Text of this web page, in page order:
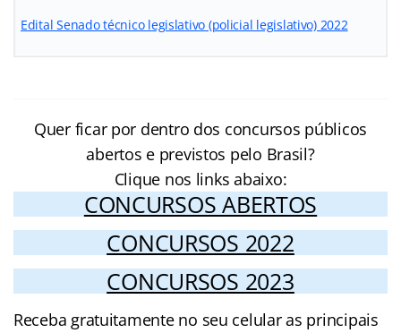
Edital Senado técnico legislativo (policial legislativo) 2022
Quer ficar por dentro dos concursos públicos
abertos e previstos pelo Brasil?
Clique nos links abaixo:
CONCURSOS ABERTOS
CONCURSOS 2022
CONCURSOS 2023
Receba gratuitamente no seu celular as principais